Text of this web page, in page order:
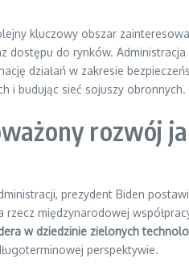
kluczowy obszar
dostępu do rynków.
działań w zakresie
i budując sieć sojuszy obronnych.
rozwój
prezydent Biden
rzecz międzynarodowej
w dziedzinie zielonych
perspektywie.